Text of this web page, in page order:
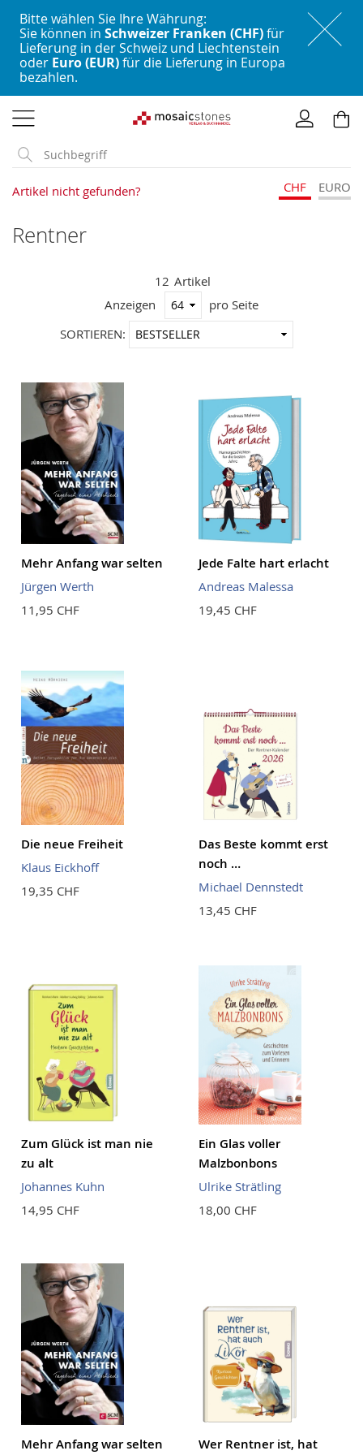
Bitte wählen Sie Ihre Währung:
Sie können in Schweizer Franken (CHF)für
Lieferung in der Schweiz und Liechtenstein
oder Euro (EUR)für die Lieferung in Europa
bezahlen.
zum
Inhalt
Artikel nicht gefunden? CHF EURO
Rentner
12 Artikel
Anzeigen
pro Seite
SORTIEREN:
Mehr Anfang war selten
Jürgen Werth
11,95 CHF
Jede Falte hart erlacht
Andreas Malessa
19,45 CHF
Die neue Freiheit
Klaus Eickhoff
19,35 CHF
Das Beste kommt erst
noch …
Michael Dennstedt
13,45 CHF
Zum Glück ist man nie
zu alt
Johannes Kuhn
14,95 CHF
Ein Glas voller
Malzbonbons
Ulrike Strätling
18,00 CHF
Mehr Anfang war selten Wer Rentner ist, hat